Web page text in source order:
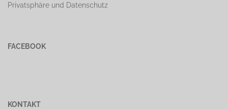
Privatsphäre und Datenschutz
FACEBOOK
KONTAKT